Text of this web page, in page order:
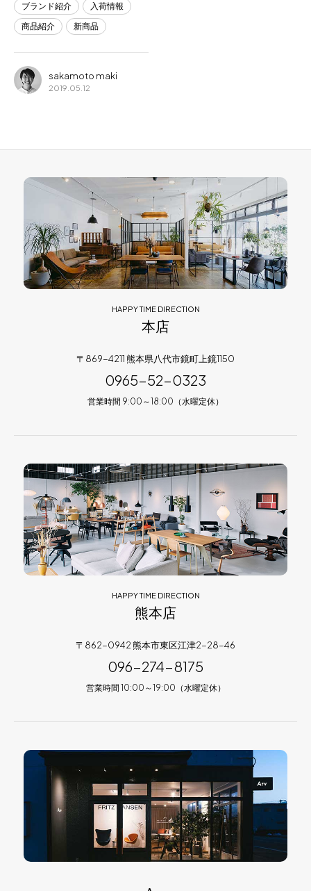
ブランド紹介
入荷情報
商品紹介
新商品
sakamoto maki
2019.05.12
HAPPY TIME DIRECTION
本店
〒869-4211 熊本県八代市鏡町上鏡1150
0965-52-0323
営業時間 9:00～18:00（水曜定休）
HAPPY TIME DIRECTION
熊本店
〒862-0942 熊本市東区江津2-28-46
096-274-8175
営業時間 10:00～19:00（水曜定休）